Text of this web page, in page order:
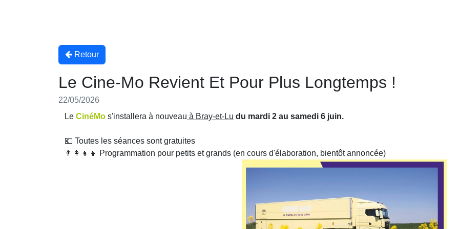
Retour
Le Cine-Mo Revient Et Pour Plus Longtemps !
22/05/2026
Le CinéMo s'installera à nouveau à Bray-et-Lu du mardi 2 au samedi 6 juin.
💶 Toutes les séances sont gratuites
👨‍👩‍👧‍👦 Programmation pour petits et grands (en cours d'élaboration, bientôt annoncée)